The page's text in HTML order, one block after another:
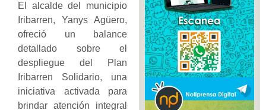
El alcalde del municipio
Iribarren, Yanys Agüero,
ofreció un balance
detallado sobre el
despliegue del Plan
Iribarren Solidario, una
iniciativa activada para
brindar atención integral